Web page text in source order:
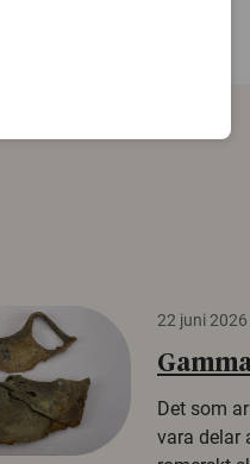
22 juni 2026
Det som
vara delar